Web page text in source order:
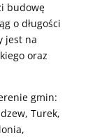
budowę
o długości
jest na
oraz
gmin:
Turek,